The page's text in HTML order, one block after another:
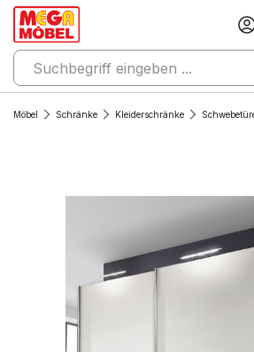
Möbel Schränke Kleiderschränke